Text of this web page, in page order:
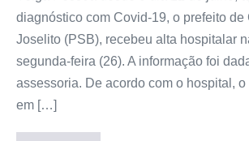
diagnóstico com Covid-19, o prefeito de
Joselito (PSB), recebeu alta hospitalar
segunda-feira (26). A informação foi
assessoria. De acordo com o hospital,
em […]